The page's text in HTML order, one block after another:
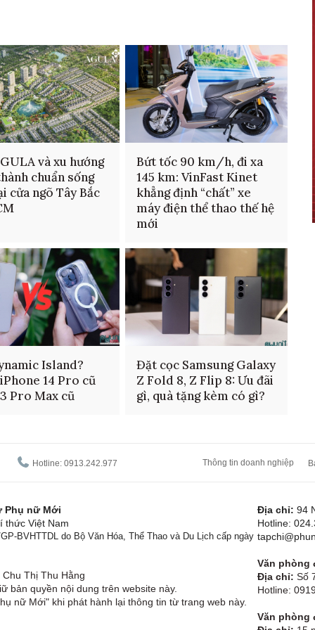
và xu hướng
chuẩn sống
cửa ngõ Tây Bắc
Bứt tốc 90 km/h, đi xa
145 km: VinFast Kinet
khẳng định “chất” xe
máy điện thể thao thế hệ
mới
Island?
14 Pro cũ
Pro Max cũ
Đặt cọc Samsung Galaxy
Z Fold 8, Z Flip 8: Ưu đãi
gì, quà tặng kèm có gì?
Hotline: 0913.242.977 Thông tin doanh nghiệp
Phụ nữ Mới
thức Việt Nam
BVHTTDL do Bộ Văn Hóa, Thể Thao và Du Lịch cấp ngày
Chu Thị Thu Hằng
bản quyền nội dung trên website này.
nữ Mới" khi phát hành lại thông tin từ trang web này.
Địa chỉ: 94
Hotline:
Văn phòng
Địa chỉ: Số
Hotline:
Văn phòng